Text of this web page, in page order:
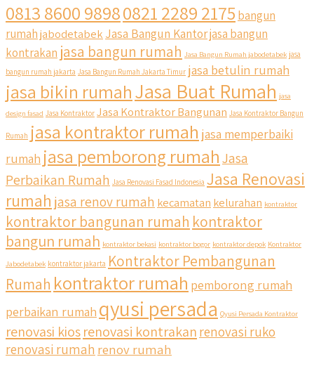
qyusipersada
@qyusipersada 3 years ago
Siapa yang udah masuk List untuk Bangun dan Renovasi
rumah Di @qyusipersada dengan sistem Cicilan ?? 🤗
Untuk informasi lebih lanjut terkait program cicilan ini temen
temen bisa langsung klik link di bio yaa
#jasabangunrumahjakarta #jasarenovasirumahjakarta
#kontraktorjakarta #kontraktorbangunan
#kontraktorbangunanrumah #kontraktorbangunanjakarta
0813 8600 98980821 2289 2175 bangun
rumahjabodetabek Jasa Bangun Kantorjasa bangun
kontrakan jasa bangun rumah Jasa Bangun Rumah jabodetabek jasa
bangun rumah jakarta Jasa Bangun Rumah Jakarta Timur jasa betulin rumah
jasa bikin rumahJasa Buat Rumah jasa
design fasad Jasa Kontraktor Jasa Kontraktor Bangunan Jasa Kontraktor Bangun
Rumah jasa kontraktor rumah jasa memperbaiki
rumah jasa pemborong rumahJasa
Perbaikan Rumah Jasa Renovasi Fasad Indonesia Jasa Renovasi
rumah jasa renov rumah kecamatan kelurahan kontraktor
kontraktor bangunan rumah kontraktor
bangun rumah kontraktor bekasi kontraktor bogor kontraktor depok Kontraktor
Jabodetabek kontraktor jakarta Kontraktor Pembangunan
Rumah kontraktor rumah pemborong rumah
perbaikan rumah qyusi persada Qyusi Persada Kontraktor
renovasi kiosrenovasi kontrakanrenovasi ruko
renovasi rumah renov rumah